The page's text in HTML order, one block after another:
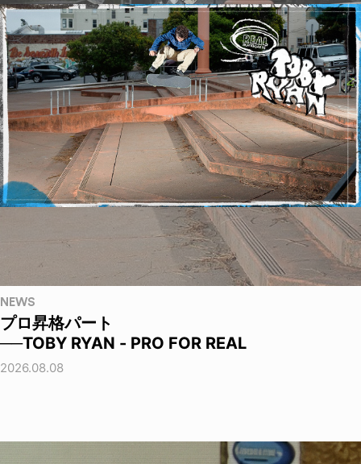
NEWS
プロ昇格パート
──TOBY RYAN - PRO FOR REAL
2026.08.08